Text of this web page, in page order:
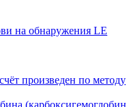
на обнаружения LE
произведен по методу
(карбоксигемоглобин